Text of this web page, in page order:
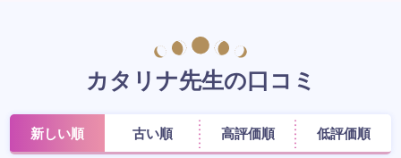
カタリナ先生の口コミ
新しい順 古い順 高評価順 低評価順